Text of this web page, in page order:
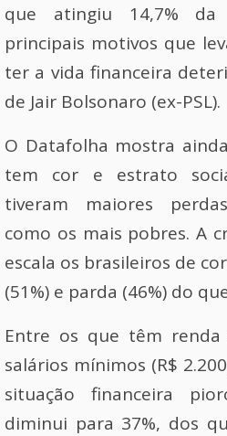
que atingiu 14,7%
principais motivos que
ter a vida financeira
de Jair Bolsonaro (ex-PSL).
O Datafolha mostra
tem cor e estrato
tiveram maiores
como os mais pobres. A
escala os brasileiros de
(51%) e parda (46%) do
Entre os que têm
salários mínimos (R$
situação financeira
diminui para 37%, dos